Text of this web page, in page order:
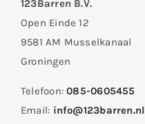
123Barren B.V.
Open Einde 12
9581 AM Musselkanaal
Groningen
Telefoon:085-0605455
Email: info@123barren.nl